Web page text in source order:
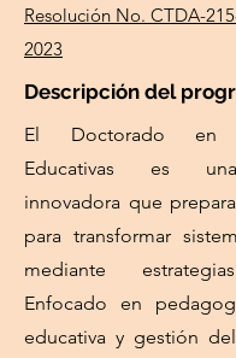
Resolución No. CTDA-
2023
Descripción del
El Doctorado en
Educativas es
innovadora que
para transformar
mediante
Enfocado en
educativa y gestión